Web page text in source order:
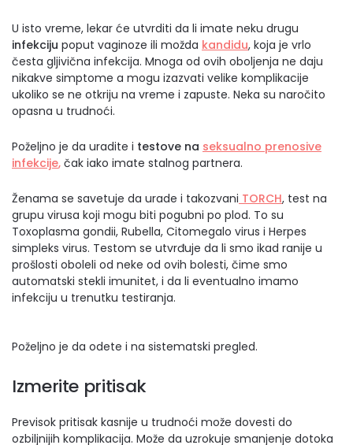
U isto vreme, lekar će utvrditi da li imate neku drugu
infekciju poput vaginoze ili možda kandidu, koja je vrlo
česta gljivična infekcija. Mnoga od ovih oboljenja ne daju
nikakve simptome a mogu izazvati velike komplikacije
ukoliko se ne otkriju na vreme i zapuste. Neka su naročito
opasna u trudnoći.
Poželjno je da uradite i testove na seksualno prenosive
infekcije, čak iako imate stalnog partnera.
Ženama se savetuje da urade i takozvani TORCH, test na
grupu virusa koji mogu biti pogubni po plod. To su
Toxoplasma gondii, Rubella, Citomegalo virus i Herpes
simpleks virus. Testom se utvrđuje da li smo ikad ranije u
prošlosti oboleli od neke od ovih bolesti, čime smo
automatski stekli imunitet, i da li eventualno imamo
infekciju u trenutku testiranja.
Poželjno je da odete i na sistematski pregled.
Izmerite pritisak
Previsok pritisak kasnije u trudnoći može dovesti do
ozbiljnijih komplikacija. Može da uzrokuje smanjenje dotoka